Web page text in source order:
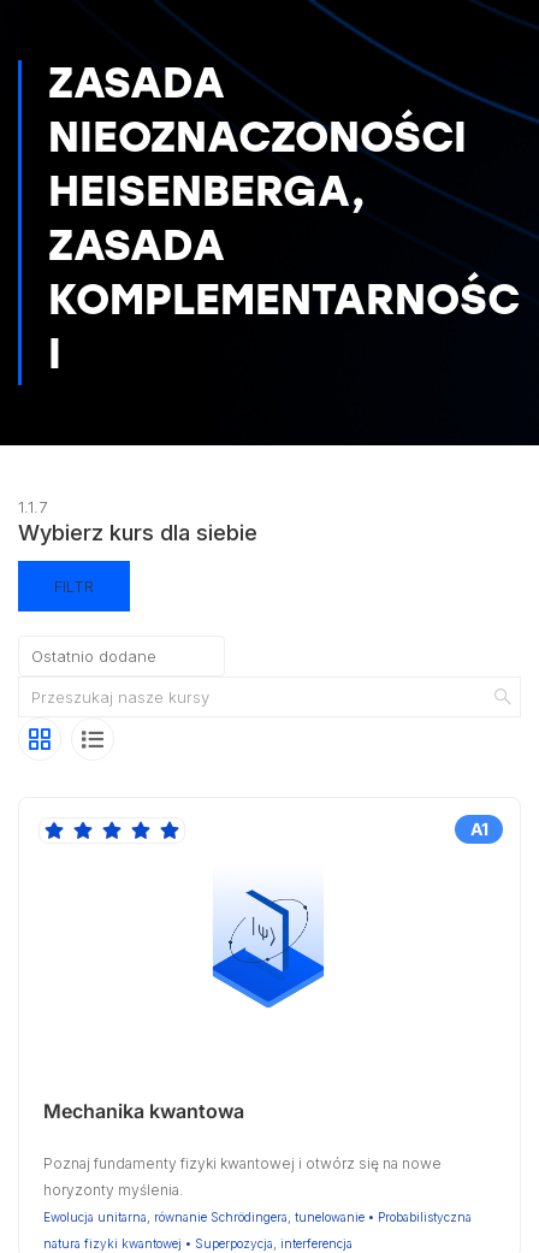
ZASADA
NIEOZNACZONOŚCI
HEISENBERGA,
ZASADA
KOMPLEMENTARNOŚC
I
1.1.7
Wybierz kurs dla siebie
FILTR
A1
Mechanika kwantowa
Poznaj fundamenty fizyki kwantowej i otwórz się na nowe
horyzonty myślenia.
Ewolucja unitarna, równanie Schrödingera, tunelowanie • Probabilistyczna
natura fizyki kwantowej • Superpozycja, interferencja